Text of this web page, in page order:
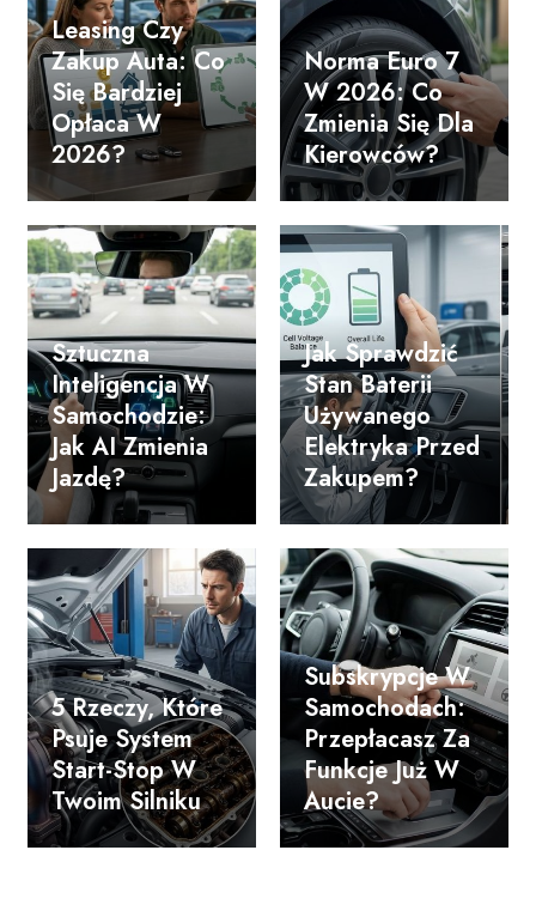
Leasing Czy
Zakup Auta: Co
Się Bardziej
Opłaca W
2026?
Norma Euro 7
W 2026: Co
Zmienia Się Dla
Kierowców?
Sztuczna
Inteligencja W
Samochodzie:
Jak AI Zmienia
Jazdę?
Jak Sprawdzić
Stan Baterii
Używanego
Elektryka Przed
Zakupem?
5 Rzeczy, Które
Psuje System
Start-Stop W
Twoim Silniku
Subskrypcje W
Samochodach:
Przepłacasz Za
Funkcje Już W
Aucie?